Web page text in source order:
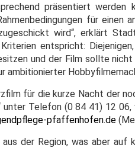
präsentiert
für einen
wird“, erklärt
entspricht:
und der Film sollte
ambitionierter
für die kurze Nacht der
unter Telefon (0 84 41) 12 06,
pfaffenhofen.de
der Region, was aber auf